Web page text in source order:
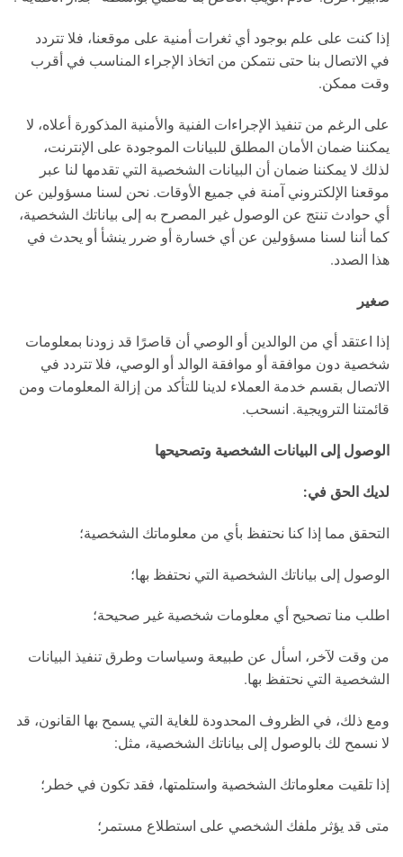
إذا كنت على علم بوجود أي ثغرات أمنية على موقعنا، فلا تتردد
في الاتصال بنا حتى نتمكن من اتخاذ الإجراء المناسب في أقرب
وقت ممكن.
على الرغم من تنفيذ الإجراءات الفنية والأمنية المذكورة أعلاه، لا
يمكننا ضمان الأمان المطلق للبيانات الموجودة على الإنترنت،
لذلك لا يمكننا ضمان أن البيانات الشخصية التي تقدمها لنا عبر
موقعنا الإلكتروني آمنة في جميع الأوقات. نحن لسنا مسؤولين عن
أي حوادث تنتج عن الوصول غير المصرح به إلى بياناتك الشخصية،
كما أننا لسنا مسؤولين عن أي خسارة أو ضرر ينشأ أو يحدث في
هذا الصدد.
صغير
إذا اعتقد أي من الوالدين أو الوصي أن قاصرًا قد زودنا بمعلومات
شخصية دون موافقة أو موافقة الوالد أو الوصي، فلا تتردد في
الاتصال بقسم خدمة العملاء لدينا للتأكد من إزالة المعلومات ومن
قائمتنا الترويجية. انسحب.
الوصول إلى البيانات الشخصية وتصحيحها
لديك الحق في:
التحقق مما إذا كنا نحتفظ بأي من معلوماتك الشخصية؛
الوصول إلى بياناتك الشخصية التي نحتفظ بها؛
اطلب منا تصحيح أي معلومات شخصية غير صحيحة؛
من وقت لآخر، اسأل عن طبيعة وسياسات وطرق تنفيذ البيانات
الشخصية التي نحتفظ بها.
ومع ذلك، في الظروف المحدودة للغاية التي يسمح بها القانون، قد
لا نسمح لك بالوصول إلى بياناتك الشخصية، مثل:
إذا تلقيت معلوماتك الشخصية واستلمتها، فقد تكون في خطر؛
متى قد يؤثر ملفك الشخصي على استطلاع مستمر؛